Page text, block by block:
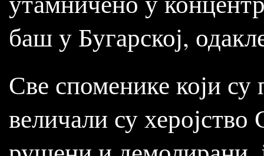
баш у Бугарској,
Све споменике који су
величали су